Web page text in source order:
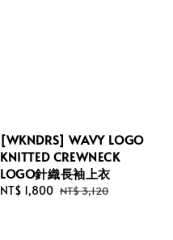
[WKNDRS] WAVY LOGO
KNITTED CREWNECK
LOGO針織長袖上衣
Sale
NT$ 1,800 Regular
NT$ 3,120